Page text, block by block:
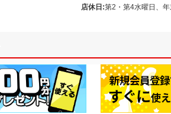
店休日:第2・第4水曜日、